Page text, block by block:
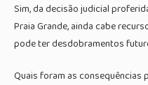
Sim, da decisão judicial
Praia Grande, ainda cabe
pode ter desdobramentos
Quais foram as consequências